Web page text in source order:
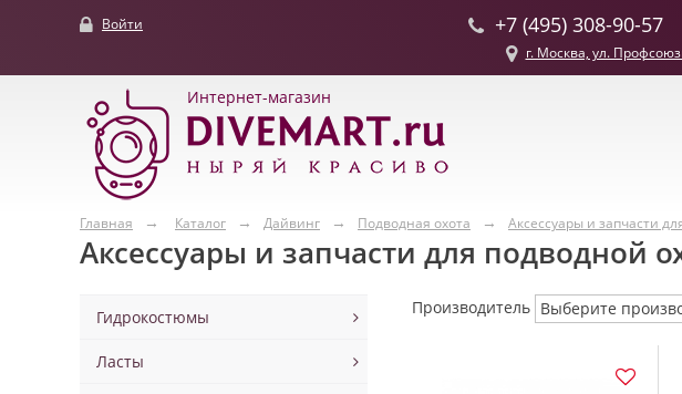
Войти +7 (495) 308-90-57
г. Москва, ул.
Интернет-магазин
Главная Каталог Дайвинг Подводная охота Аксессуары и запчасти
Аксессуары и запчасти для подводной
Гидрокостюмы
Ласты
Производитель Выберите